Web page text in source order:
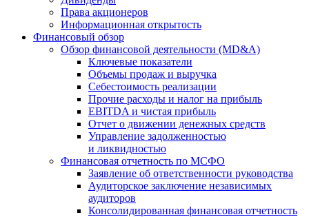
Права акционеров
Информационная открытость
Финансовый обзор
Обзор финансовой деятельности (MD&A)
Ключевые показатели
Объемы продаж и выручка
Себестоимость реализации
Прочие расходы и налог на прибыль
EBITDA и чистая прибыль
Отчет о движении денежных средств
Управление задолженностью
и ликвидностью
Финансовая отчетность по МСФО
Заявление об ответственности руководства
Аудиторское заключение независимых
аудиторов
Консолидированная финансовая отчетность